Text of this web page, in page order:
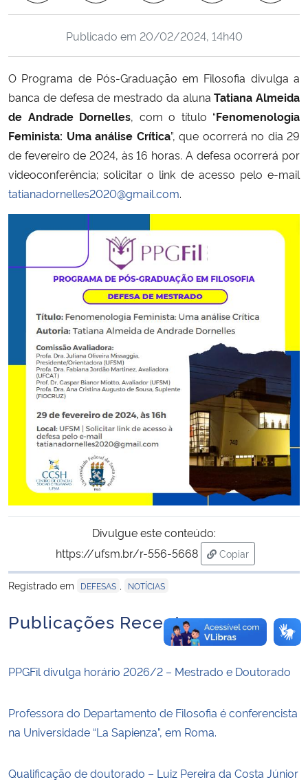
Ministério de Minas e Energia
Ministério da Ciência, Tecnologia, Inovações e Comunicações
Ministério do Meio Ambiente
Ministério do Turismo
Ministério do Desenvolvimento Regional
Controladoria-Geral da União
Ministério da Mulher, da Família e dos Direitos Humanos
Secretaria de Governo
Gabinete de Segurança Institucional
Advocacia-Geral da União
Banco Central do Brasil
Publicado em 20/02/2024, 14h40
O Programa de Pós-Graduação em Filosofia divulga a
banca de defesa de mestrado da alunaTatiana Almeida
de Andrade Dornelles, com o título “Fenomenologia
Feminista: Uma análise Crítica”, que ocorrerá no dia 29
de fevereiro de 2024, às 16 horas. A defesa ocorrerá por
videoconferência; solicitar o link de acesso pelo e-mail
tatianadornelles2020@gmail.com.
Divulgue este conteúdo:
https://ufsm.br/r-556-5668
Copiar
para área de
Registrado em
DEFESAS NOTÍCIAS
Publicações Recentes
PPGFil divulga horário 2026/2 – Mestrado e Doutorado
Professora do Departamento de Filosofia é conferencista
na Universidade “La Sapienza”, em Roma.
Qualificação de doutorado – Luiz Pereira da Costa Júnior